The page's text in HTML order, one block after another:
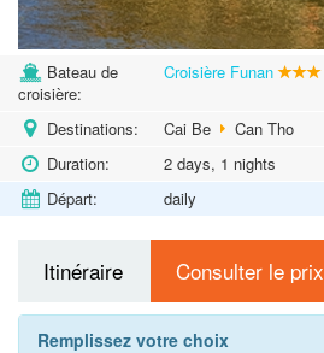
Bateau de
croisière:
Croisière Funan
Destinations: Cai Be
Can Tho
Duration:
2 days, 1 nights
Départ:
daily
Itinéraire Consulter le prix
Remplissez votre choix